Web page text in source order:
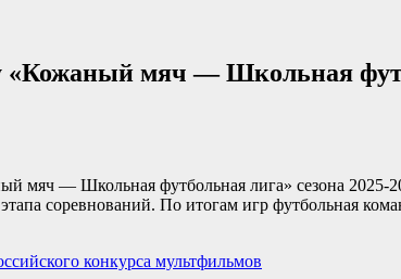
«Кожаный мяч — Школьная
— Школьная футбольная лига» сезона 2025-
соревнований. По итогам игр футбольная
конкурса мультфильмов